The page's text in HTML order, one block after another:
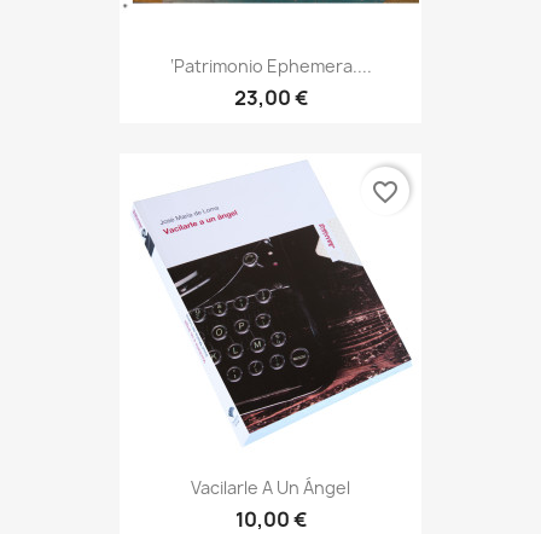
‘Patrimonio Ephemera....
23,00 €
Vacilarle A Un Ángel
10,00 €
favorite_border